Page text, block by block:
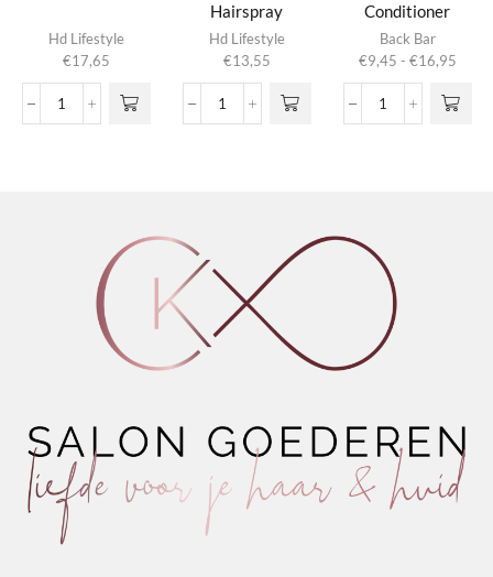
Hd Lifestyle
€17,65
Crystal
Hairspray
Hd Lifestyle
€13,55
Extra
Conditioner
Avocado & Wheat
Back Bar
€9,45 - €16,95
tot
Nº06
aantal
Dit product
heeft
meerdere
Deze optie